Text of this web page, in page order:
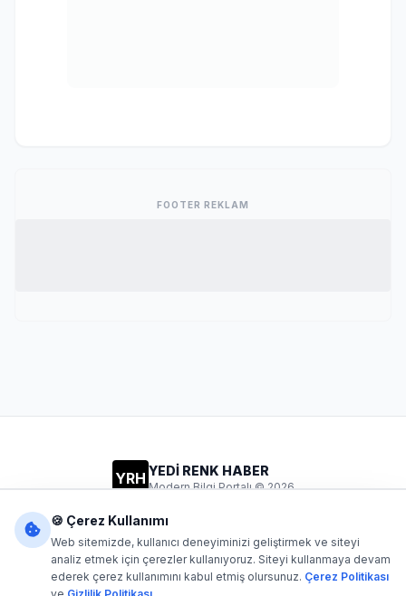
FOOTER REKLAM
YRH YEDİ RENK HABER
Modern Bilgi Portalı © 2026
Dijital1- Tüm hakları saklıdır. Kaynak gösterilmeden içerik
🍪 Çerez Kullanımı
Web sitemizde, kullanıcı deneyiminizi geliştirmek ve siteyi
analiz etmek için çerezler kullanıyoruz. Siteyi kullanmaya devam
ederek çerez kullanımını kabul etmiş olursunuz. Çerez Politikası